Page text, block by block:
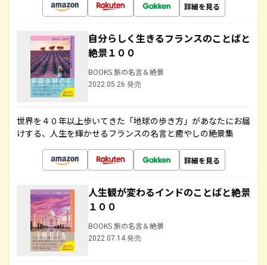
詳細を見る
自分らしく生きるフランスのことばと
絶景１００
BOOKS 旅の名言＆絶景
2022.05.26 発売
世界を４０年以上歩いてきた「地球の歩き方」があなたにお届
けする、人生を輝かせるフランスの名言と癒やしの絶景集
詳細を見る
人生観が変わるインドのことばと絶景
１００
BOOKS 旅の名言＆絶景
2022.07.14 発売